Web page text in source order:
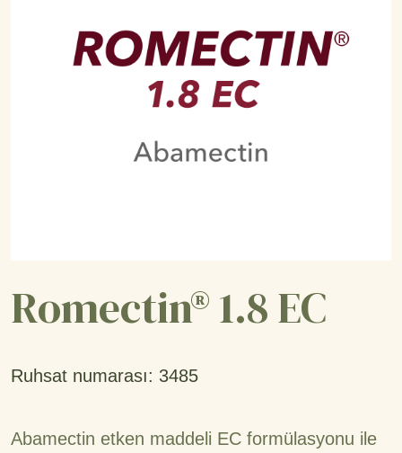
Romectin® 1.8 EC
Ruhsat numarası: 3485
Abamectin etken maddeli EC formülasyonu ile